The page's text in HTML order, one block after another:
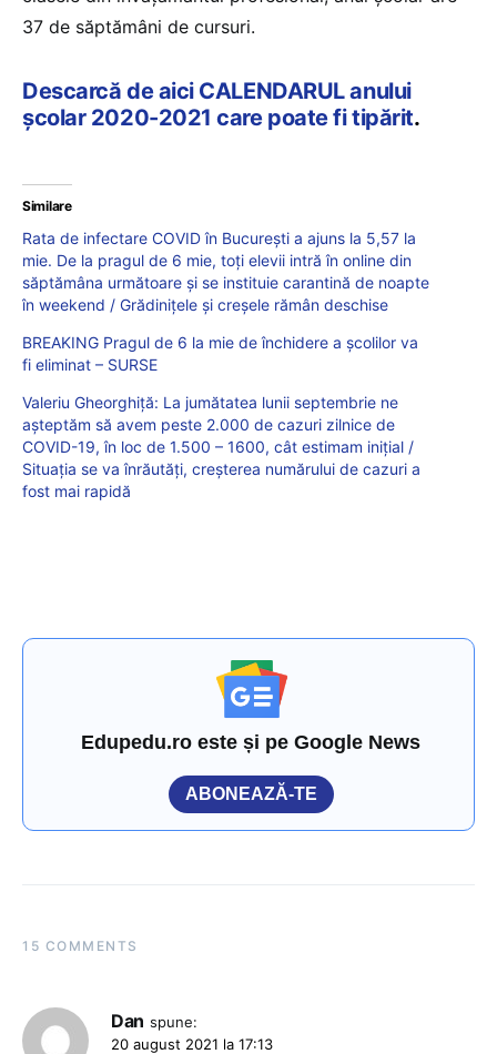
37 de săptămâni de cursuri.
Descarcă de aici CALENDARUL anului
școlar 2020-2021 care poate fi tipărit.
Similare
Rata de infectare COVID în București a ajuns la 5,57 la
mie. De la pragul de 6 mie, toți elevii intră în online din
săptămâna următoare și se instituie carantină de noapte
în weekend / Grădinițele și creșele rămân deschise
BREAKING Pragul de 6 la mie de închidere a școlilor va
fi eliminat – SURSE
Valeriu Gheorghiță: La jumătatea lunii septembrie ne
așteptăm să avem peste 2.000 de cazuri zilnice de
COVID-19, în loc de 1.500 – 1600, cât estimam inițial /
Situația se va înrăutăți, creșterea numărului de cazuri a
fost mai rapidă
Edupedu.ro este și pe Google News
ABONEAZĂ-TE
15 COMMENTS
Dan spune:
20 august 2021 la 17:13